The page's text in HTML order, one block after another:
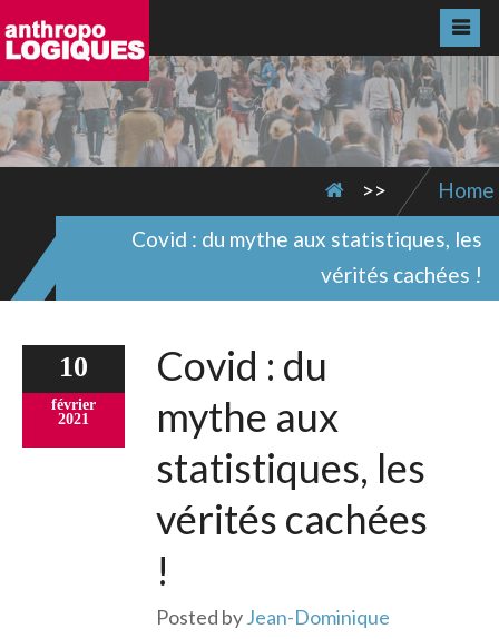
>>
Home
Covid : du mythe aux statistiques, les
vérités cachées !
10
février
2021
Covid : du
mythe aux
statistiques, les
vérités cachées
!
Posted byJean-Dominique